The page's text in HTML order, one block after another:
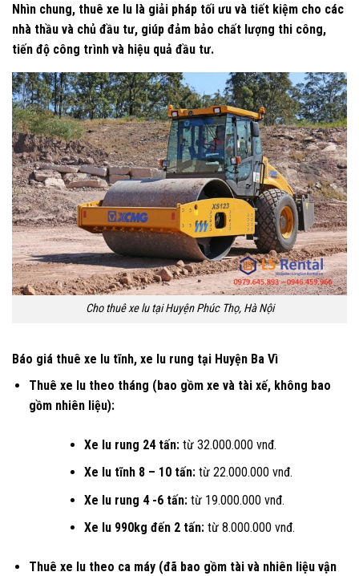
Nhìn chung, thuê xe lu là giải pháp tối ưu và tiết kiệm cho các
nhà thầu và chủ đầu tư, giúp đảm bảo chất lượng thi công,
tiến độ công trình và hiệu quả đầu tư.
Cho thuê xe lu tại Huyện Phúc Thọ, Hà Nội
Báo giá thuê xe lu tĩnh, xe lu rung tại Huyện Ba Vì
Thuê xe lu theo tháng (bao gồm xe và tài xế, không bao
gồm nhiên liệu):
Xe lu rung 24 tấn:từ 32.000.000 vnđ.
Xe lu tĩnh 8 – 10 tấn:từ 22.000.000 vnđ.
Xe lu rung 4 -6 tấn:từ 19.000.000 vnđ.
Xe lu 990kg đến 2 tấn:từ 8.000.000 vnđ.
Thuê xe lu theo ca máy (đã bao gồm tài và nhiên liệu vận